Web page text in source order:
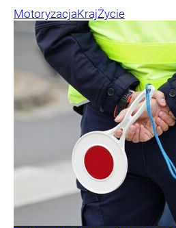
MotoryzacjaKrajŻycie